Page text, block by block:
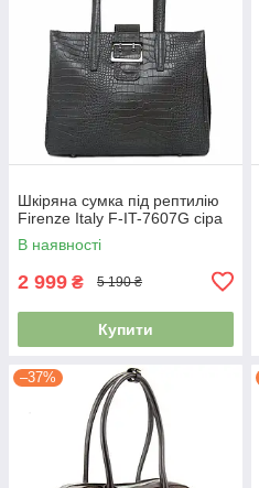
Шкіряна сумка під рептилію
Firenze Italy F-IT-7607G сіра
В наявності
2 999 ₴ 5 190 ₴
Купити
–37%